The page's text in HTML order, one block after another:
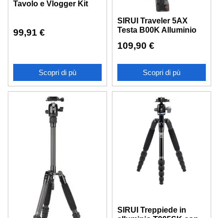
Tavolo e Vlogger Kit
99,91 €
Scopri di pù
SIRUI Traveler 5AX
Testa B00K Alluminio
109,90 €
Scopri di pù
SIRUI Treppiede in